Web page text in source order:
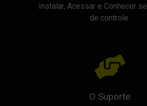
Instalar, Acessar e Conhecer
de controle.
O Suporte